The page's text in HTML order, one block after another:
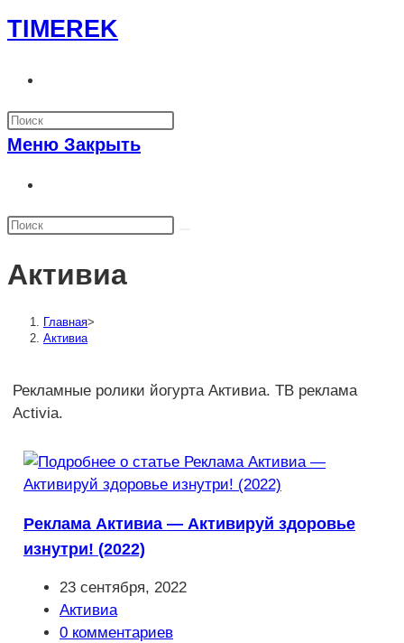
Перейти
к
TIMEREK
по
веб-
Меню Закрыть
по
сайту
Активиа
Главная>
Активиа
Рекламные ролики йогурта Активиа. ТВ реклама
Activia.
Реклама Активиа — Активируй здоровье
изнутри! (2022)
Запись
опубликована:
23 сентября, 2022
Рубрика
записи:
Активиа
Комментарии
0 комментариев